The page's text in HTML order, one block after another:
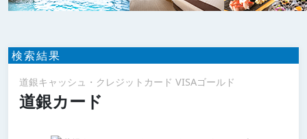
検索結果
道銀キャッシュ・クレジットカード VISAゴールド
道銀カード